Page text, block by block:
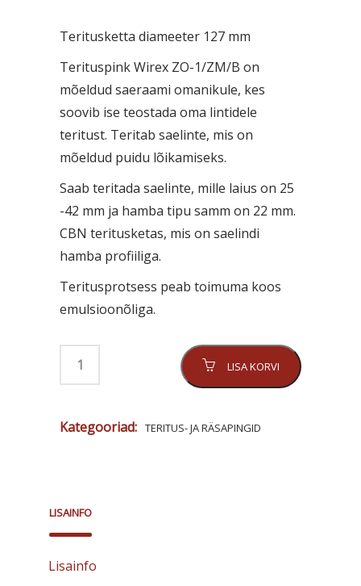
Teritusketta diameeter 127 mm
Terituspink Wirex ZO-1/ZM/B on
mõeldud saeraami omanikule, kes
soovib ise teostada oma lintidele
teritust. Teritab saelinte, mis on
mõeldud puidu lõikamiseks.
Saab teritada saelinte, mille laius on 25
-42 mm ja hamba tipu samm on 22 mm.
CBN teritusketas, mis on saelindi
hamba profiiliga.
Teritusprotsess peab toimuma koos
emulsioonõliga.
LISA KORVI
Kategooriad: TERITUS- JA RÄSAPINGID
LISAINFO
Lisainfo